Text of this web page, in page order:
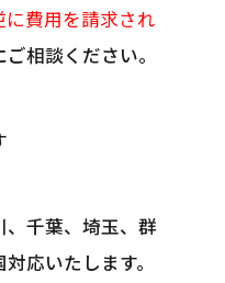
に費用を請求され
相談ください。
、千葉、埼玉、群
応いたします。